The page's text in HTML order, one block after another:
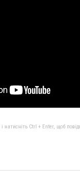
натисніть Ctrl + Enter, щоб